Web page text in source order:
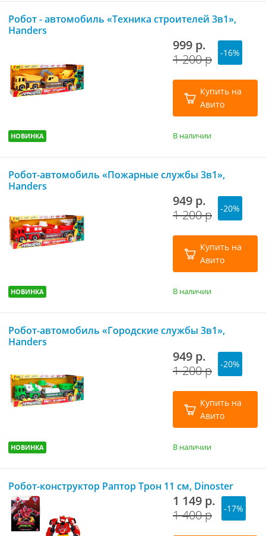
НОВИНКА
Робот - автомобиль «Техника строителей 3в1»,
Handers
999 р.
1 200 р
-16%
Купить на
Авито
В наличии
НОВИНКА
Робот-автомобиль «Пожарные службы 3в1»,
Handers
949 р.
1 200 р
-20%
Купить на
Авито
В наличии
НОВИНКА
Робот-автомобиль «Городские службы 3в1»,
Handers
949 р.
1 200 р
-20%
Купить на
Авито
В наличии
Робот-конструктор Раптор Трон 11 см, Dinoster
1 149 р.
1 400 р
-17%